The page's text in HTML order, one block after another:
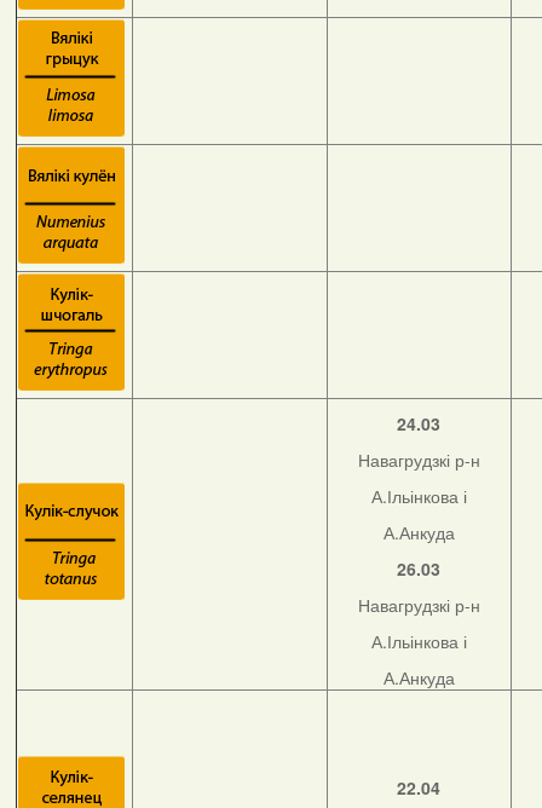
24.03
Навагрудзкі р-н
А.Ільінкова і
А.Анкуда
26.03
Навагрудзкі р-н
А.Ільінкова і
А.Анкуда
22.04